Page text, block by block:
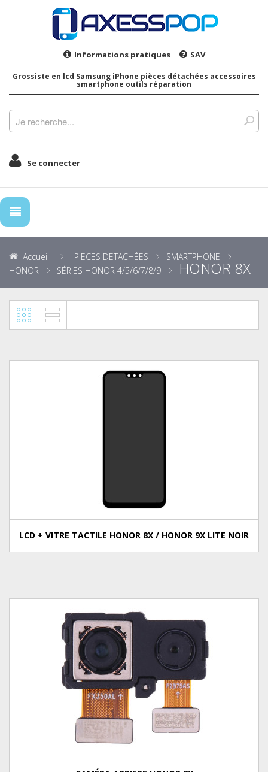
Informations pratiques SAV
Grossiste en lcd Samsung iPhone pièces détachées accessoires
smartphone outils réparation
Se connecter
Accueil PIECES DETACHÉES
SMARTPHONE
HONOR
SÉRIES HONOR 4/5/6/7/8/9 HONOR 8X
LCD + VITRE TACTILE HONOR 8X / HONOR 9X LITE NOIR